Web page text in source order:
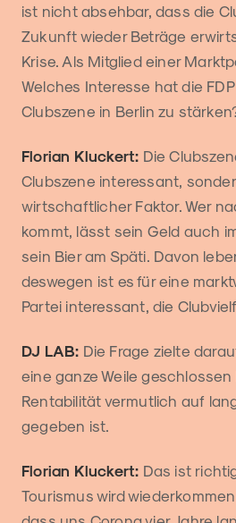
ist nicht absehbar, dass die
Zukunft wieder Beträge
Krise. Als Mitglied einer
Welches Interesse hat die
Clubszene in Berlin zu
Florian Kluckert: Die
Clubszene interessant,
wirtschaftlicher Faktor. Wer
kommt, lässt sein Geld auch
sein Bier am Späti. Davon
deswegen ist es für eine
Partei interessant, die
DJ LAB: Die Frage zielte
eine ganze Weile
Rentabilität vermutlich auf
gegeben ist.
Florian Kluckert: Das ist
Tourismus wird